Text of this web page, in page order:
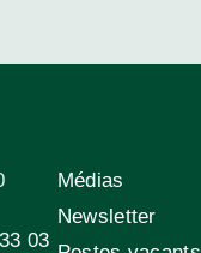
03
Médias
Newsletter